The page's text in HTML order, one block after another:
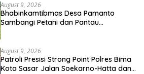
August 9, 2026
Bhabinkamtibmas Desa Pamanto
Sambangi Petani dan Pantau
August 9, 2026
Patroli Presisi Strong Point Polres Bima
Kota Sasar Jalan Soekarno-Hatta dan